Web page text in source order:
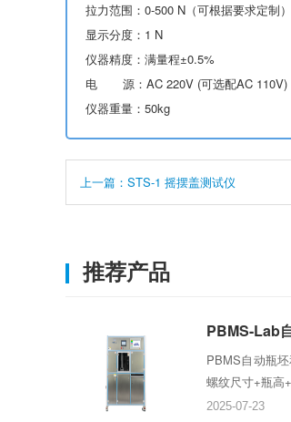
拉力范围：0-500 N（可根据要求定制）
显示分度：1 N
仪器精度：满量程±0.5%
电 源：AC 220V (可选配AC 110V)
仪器重量：50kg
上一篇：STS-1 摇摆盖测试仪
推荐产品
PBMS-Lab
PBMS自动瓶
螺纹尺寸+瓶高
2025-07-23